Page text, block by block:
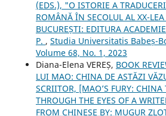
(EDS.), "O ISTORIE A
ROMÂNĂ ÎN SECOLUL AL XX-
BUCUREȘTI: EDITURA
P. , Studia Universitatis Babeș-
Volume 68, No. 1, 2023
Diana-Elena VEREȘ, BOOK
LUI MAO: CHINA DE ASTĂZI
SCRIITOR, [MAO’S FURY: CHINA
THROUGH THE EYES OF A
FROM CHINESE BY: MUGUR